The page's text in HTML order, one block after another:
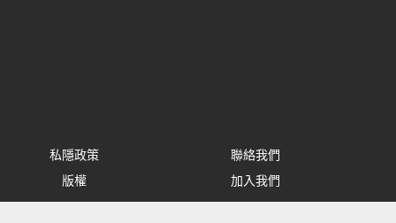
私隱政策
聯絡我們
版權 加入我們